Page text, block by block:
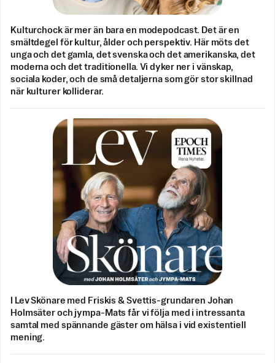
Kulturchock är mer än bara en modepodcast. Det är en
smältdegel för kultur, ålder och perspektiv. Här möts det
unga och det gamla, det svenska och det amerikanska, det
moderna och det traditionella. Vi dyker ner i vänskap,
sociala koder, och de små detaljerna som gör stor skillnad
när kulturer kolliderar.
I Lev Skönare med Friskis & Svettis-grundaren Johan
Holmsäter och jympa-Mats får vi följa med i intressanta
samtal med spännande gäster om hälsa i vid existentiell
mening.